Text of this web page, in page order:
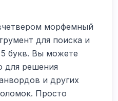
морфемный
для поиска и
букв. Вы можете
для решения
и других
Просто